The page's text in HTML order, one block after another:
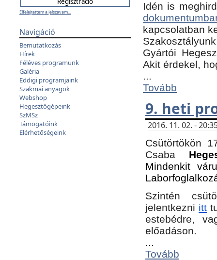
Elfelejtettem a jelszavam...
Navigáció
Bemutatkozás
Hírek
Féléves programunk
Galéria
Eddigi programjaink
Szakmai anyagok
Webshop
Hegesztőgépeink
SzMSz
Támogatóink
Elérhetőségeink
Idén is
kapcsolatban
Gyártói
Akit érdekel,
...
Tovább
9. heti
2016. 11. 02. -
Csütörtökön
Csaba
Mindenkit
Szintén
jelentkezni itt
estebédre,
előadáson.
...
Tovább